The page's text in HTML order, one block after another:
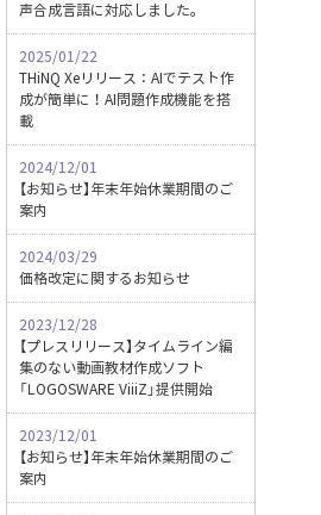
声合成言語に対応しました。
2025/01/22
THiNQ Xeリリース：AIでテスト作
成が簡単に！AI問題作成機能を搭
載
2024/12/01
【お知らせ】年末年始休業期間のご
案内
2024/03/29
価格改定に関するお知らせ
2023/12/28
【プレスリリース】タイムライン編
集のない動画教材作成ソフト
「LOGOSWARE ViiiZ」提供開始
2023/12/01
【お知らせ】年末年始休業期間のご
案内